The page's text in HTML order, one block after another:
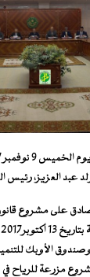
عبد العزيز، رئيس
على مشروع
وصندوق الأوبك
مزرعة للرياح في